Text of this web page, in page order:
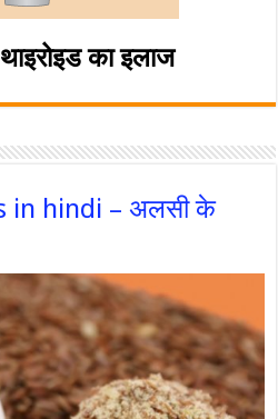
का इलाज
in hindi – अलसी के